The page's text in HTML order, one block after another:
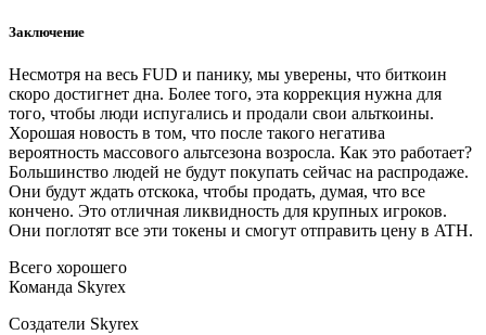
Заключение
Несмотря на весь FUD и панику, мы уверены, что биткоин
скоро достигнет дна. Более того, эта коррекция нужна для
того, чтобы люди испугались и продали свои альткоины.
Хорошая новость в том, что после такого негатива
вероятность массового альтсезона возросла. Как это работает?
Большинство людей не будут покупать сейчас на распродаже.
Они будут ждать отскока, чтобы продать, думая, что все
кончено. Это отличная ликвидность для крупных игроков.
Они поглотят все эти токены и смогут отправить цену в ATH.
Всего хорошего
Команда Skyrex
Создатели Skyrex